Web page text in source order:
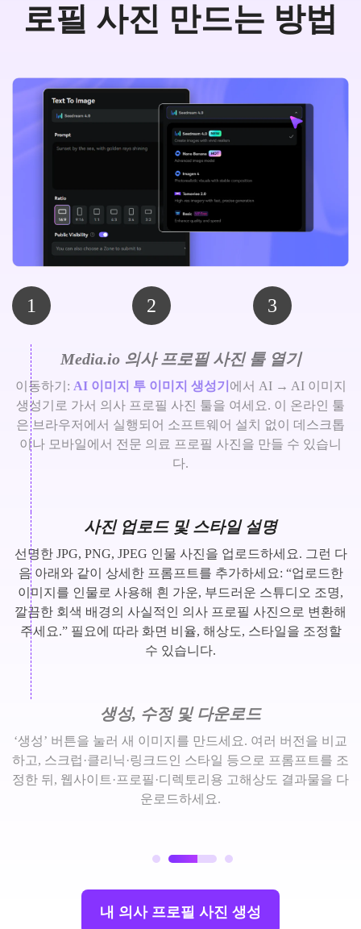
로필 사진 만드는 방법
1 2 3
Media.io 의사 프로필 사진 툴 열기
이동하기: AI 이미지 투 이미지 생성기 에서 AI → AI 이미지
생성기로 가서 의사 프로필 사진 툴을 여세요. 이 온라인 툴
은 브라우저에서 실행되어 소프트웨어 설치 없이 데스크톱
이나 모바일에서 전문 의료 프로필 사진을 만들 수 있습니
다.
사진 업로드 및 스타일 설명
선명한 JPG, PNG, JPEG 인물 사진을 업로드하세요. 그런 다
음 아래와 같이 상세한 프롬프트를 추가하세요: “업로드한
이미지를 인물로 사용해 흰 가운, 부드러운 스튜디오 조명,
깔끔한 회색 배경의 사실적인 의사 프로필 사진으로 변환해
주세요.” 필요에 따라 화면 비율, 해상도, 스타일을 조정할
수 있습니다.
생성, 수정 및 다운로드
‘생성’ 버튼을 눌러 새 이미지를 만드세요. 여러 버전을 비교
하고, 스크럽·클리닉·링크드인 스타일 등으로 프롬프트를 조
정한 뒤, 웹사이트·프로필·디렉토리용 고해상도 결과물을 다
운로드하세요.
내 의사 프로필 사진 생성